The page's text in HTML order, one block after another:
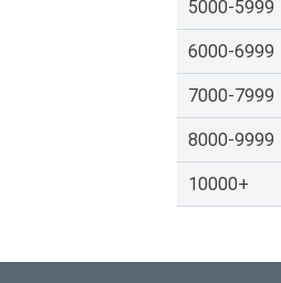
5000-5999
6000-6999
7000-7999
8000-9999
10000+